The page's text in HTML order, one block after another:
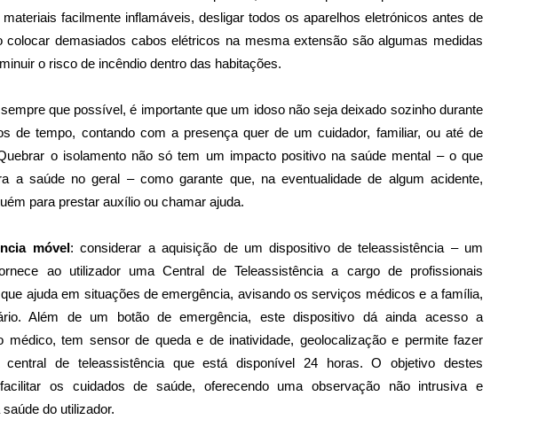
facilmente inflamáveis, desligar todos os aparelhos eletrónicos antes de
colocar demasiados cabos elétricos na mesma extensão são algumas medidas
o risco de incêndio dentro das habitações.
que possível, é importante que um idoso não seja deixado sozinho durante
de tempo, contando com a presença quer de um cuidador, familiar, ou até de
o isolamento não só tem um impacto positivo na saúde mental – o que
a saúde no geral – como garante que, na eventualidade de algum acidente,
para prestar auxílio ou chamar ajuda.
móvel : considerar a aquisição de um dispositivo de teleassistência – um
ao utilizador uma Central de Teleassistência a cargo de profissionais
ajuda em situações de emergência, avisando os serviços médicos e a família,
Além de um botão de emergência, este dispositivo dá ainda acesso a
médico, tem sensor de queda e de inatividade, geolocalização e permite fazer
central de teleassistência que está disponível 24 horas. O objetivo destes
os cuidados de saúde, oferecendo uma observação não intrusiva e
do utilizador.